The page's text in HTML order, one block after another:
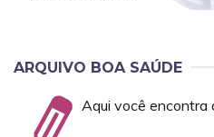
ARQUIVO BOA SAÚDE
Aqui você encontra